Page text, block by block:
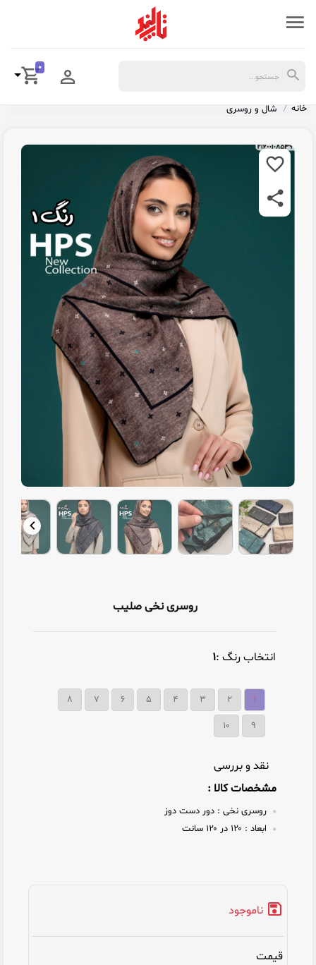
0
خانه شال و روسری
روسری نخی صلیب
انتخاب رنگ :۱
۱ ۲ ۳ ۴ ۵ ۶ ۷ ۸
9
10
نقد و بررسی
مشخصات کالا :
روسری نخی : دور دست دوز
ابعاد :
ناموجود
قیمت